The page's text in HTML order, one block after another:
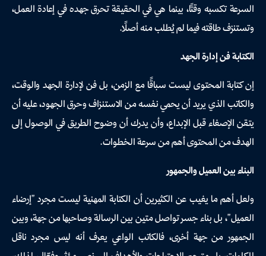
السرعة تكسبه وقتًا، بينما هي في الحقيقة تحرق جهده في إعادة العمل،
وتستنزف طاقته فيما لم يُطلب منه أصلًا.
الكتابة فن إدارة الجهد
إن كتابة المحتوى ليست سباقًا مع الزمن، بل فن لإدارة الجهد والوقت،
والكاتب الذي يريد أن يحمي نفسه من الاستنزاف وحرق الجهود، عليه أن
يتقن الإصغاء قبل الإبداع، وأن يدرك أن وضوح الطريق في الوصول إلى
الهدف من المحتوى أهم من سرعة الخطوات.
البناء بين العميل والجمهور
ولعل أهم ما يغيب عن الكثيرين أن الكتابة المهنية ليست مجرد "إرضاء
العميل"، بل بناء جسر تواصل متين بين الرسالة وصاحبها من جهة، وبين
الجمهور من جهة أخرى، فالكاتب الواعي يعرف أنه ليس مجرد ناقل